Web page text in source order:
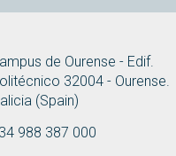
de Ourense - Edif.
32004 - Ourense.
(Spain)
988 387 000